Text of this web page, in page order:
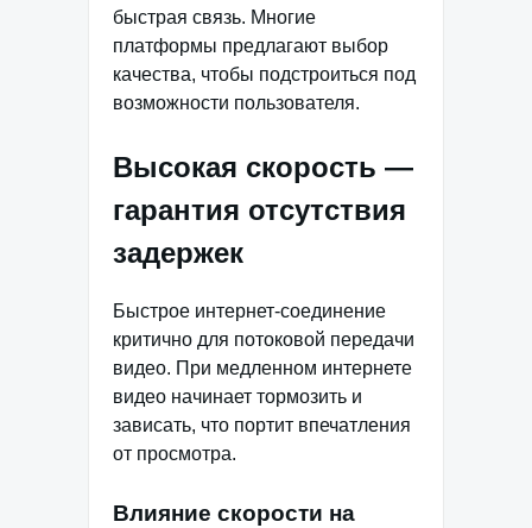
быстрая связь. Многие
платформы предлагают выбор
качества, чтобы подстроиться под
возможности пользователя.
Высокая скорость —
гарантия отсутствия
задержек
Быстрое интернет-соединение
критично для потоковой передачи
видео. При медленном интернете
видео начинает тормозить и
зависать, что портит впечатления
от просмотра.
Влияние скорости на